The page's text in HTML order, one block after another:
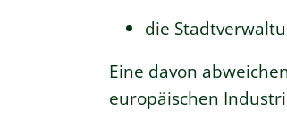
die
Eine davon
europäischen